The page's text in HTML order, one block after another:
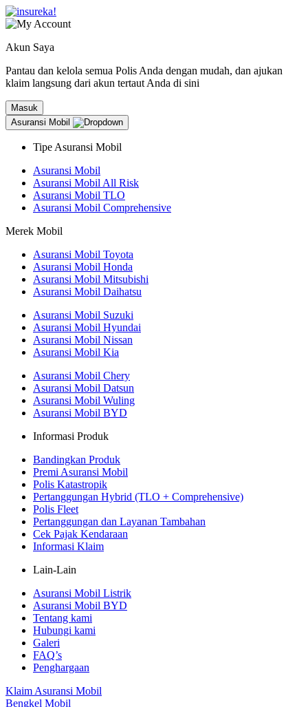
Akun Saya
Pantau dan kelola semua Polis Anda dengan mudah, dan ajukan
klaim langsung dari akun tertaut Anda di sini
Masuk
Asuransi Mobil
Tipe Asuransi Mobil
Asuransi Mobil
Asuransi Mobil All Risk
Asuransi Mobil TLO
Asuransi Mobil Comprehensive
Merek Mobil
Asuransi Mobil Toyota
Asuransi Mobil Honda
Asuransi Mobil Mitsubishi
Asuransi Mobil Daihatsu
Asuransi Mobil Suzuki
Asuransi Mobil Hyundai
Asuransi Mobil Nissan
Asuransi Mobil Kia
Asuransi Mobil Chery
Asuransi Mobil Datsun
Asuransi Mobil Wuling
Asuransi Mobil BYD
Informasi Produk
Bandingkan Produk
Premi Asuransi Mobil
Polis Katastropik
Pertanggungan Hybrid (TLO + Comprehensive)
Polis Fleet
Pertanggungan dan Layanan Tambahan
Cek Pajak Kendaraan
Informasi Klaim
Lain-Lain
Asuransi Mobil Listrik
Asuransi Mobil BYD
Tentang kami
Hubungi kami
Galeri
FAQ’s
Penghargaan
Klaim Asuransi Mobil
Bengkel Mobil